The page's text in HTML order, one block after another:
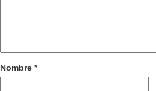
Nombre *